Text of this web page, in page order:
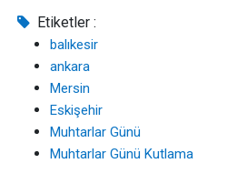
Etiketler :
balıkesir
ankara
Mersin
Eskişehir
Muhtarlar Günü
Muhtarlar Günü Kutlama